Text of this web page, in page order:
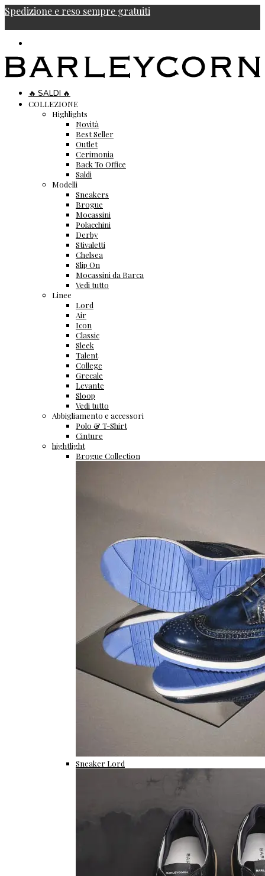
Spedizione e reso sempre gratuiti
🔥 SALDI 🔥
COLLEZIONE
Highlights
Novità
Best Seller
Outlet
Cerimonia
Back To Office
Saldi
Modelli
Sneakers
Brogue
Mocassini
Polacchini
Derby
Stivaletti
Chelsea
Slip On
Mocassini da Barca
Vedi tutto
Linee
Lord
Air
Icon
Classic
Sleek
Talent
College
Grecale
Levante
Sloop
Vedi tutto
Abbigliamento e accessori
Polo & T-Shirt
Cinture
hightlight
Brogue Collection
Sneaker Lord